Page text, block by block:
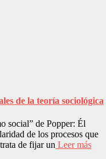
de la teoría sociológica
social” de Popper: Él
de los procesos que
de fijar un Leer más